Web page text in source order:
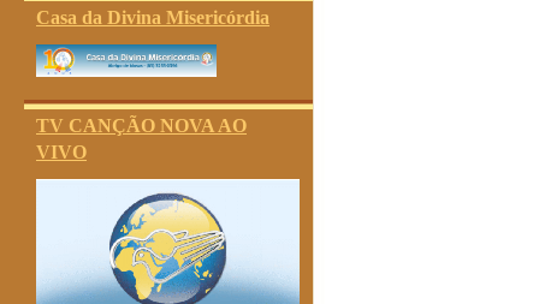
Casa da Divina Misericórdia
TV CANÇÃO NOVA AO
VIVO